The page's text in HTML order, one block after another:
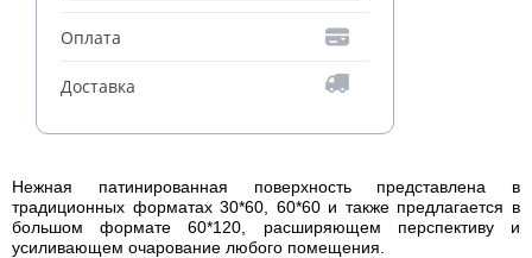
Оплата
Доставка
Нежная патинированная поверхность представлена в
традиционных форматах 30*60, 60*60 и также предлагается в
большом формате 60*120, расширяющем перспективу и
усиливающем очарование любого помещения.